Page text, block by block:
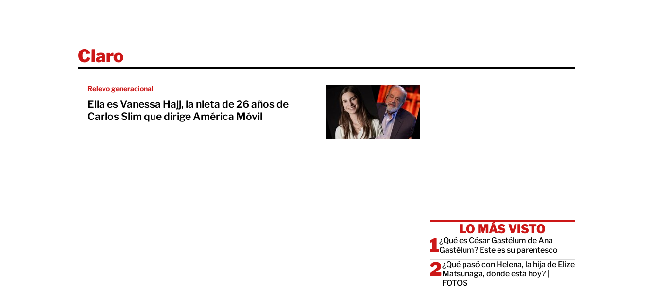
Claro
Relevo generacional
Ella es Vanessa Hajj, la nieta de 26 años de
Carlos Slim que dirige América Móvil
LO MÁS VISTO
¿Qué es César Gastélum de Ana
Gastélum? Este es su parentesco
¿Qué pasó con Helena, la hija de Elize
Matsunaga, dónde está hoy? |
FOTOS